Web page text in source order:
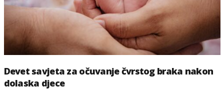
Devet savjeta za očuvanje čvrstog braka nakon
dolaska djece